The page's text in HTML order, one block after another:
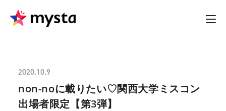
2020.10.9
non-noに載りたい♡関西大学ミスコン
出場者限定【第3弾】